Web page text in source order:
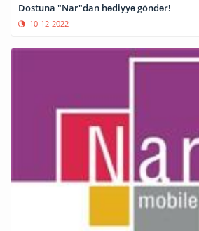
Dostuna "Nar"dan hədiyyə göndər!
10-12-2022